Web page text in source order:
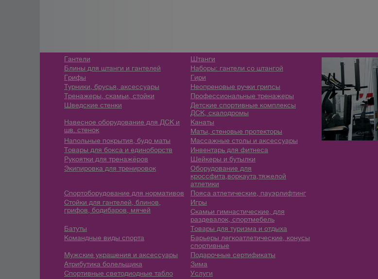
Гантели
Штанги
Блины для штанги и гантелей
Наборы: гантели со штангой
Грифы
Гири
Турники, брусья, аксессуары
Неопреновые ручки грипсы
Тренажеры, скамьи, стойки
Профессиональные тренажеры
Шведские стенки
Детские спортивные комплексы
ДСК, скалодромы
Навесное оборудование для ДСК и
шв. стенок
Канаты
Маты, стеновые протекторы
Напольные покрытия, будо маты
Массажные столы и аксессуары
Товары для бокса и единоборств
Инвентарь для фитнеса
Рукоятки для тренажёров
Шейкеры и бутылки
Экипировка для тренировок
Оборудование для
кроссфита,воркаута,тяжелой
атлетики
Спортоборудование для нормативов
Пояса атлетические, пауэрлифтинг
Стойки для гантелей, блинов,
грифов, бодибаров, мячей
Игры
Скамьи гимнастические, для
раздевалок, спортмебель
Батуты
Товары для туризма и отдыха
Командные виды спорта
Барьеры легкоатлетические, конусы
спортивные
Мужские украшения и аксессуары
Подарочные сертификаты
Атрибутика болельщика
Зима
Спортивные светодиодные табло
Услуги